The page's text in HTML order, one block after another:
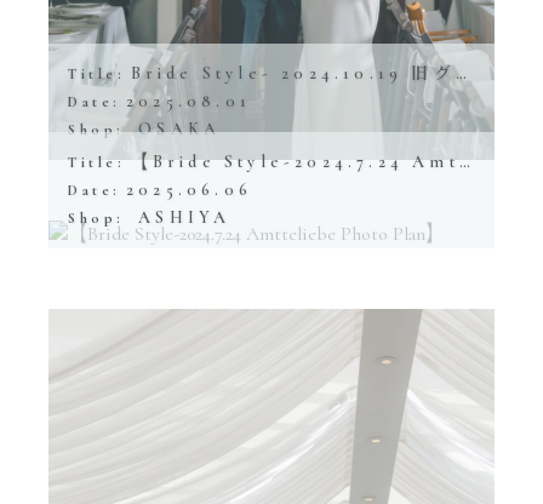
Title: Bride Style- 2024.10.19 旧グッゲンハイム邸
Date: 2025.08.01
Shop: OSAKA
Title: 【Bride Style-2024.7.24 Amtteliebe Photo Plan】
Date: 2025.06.06
Shop: ASHIYA